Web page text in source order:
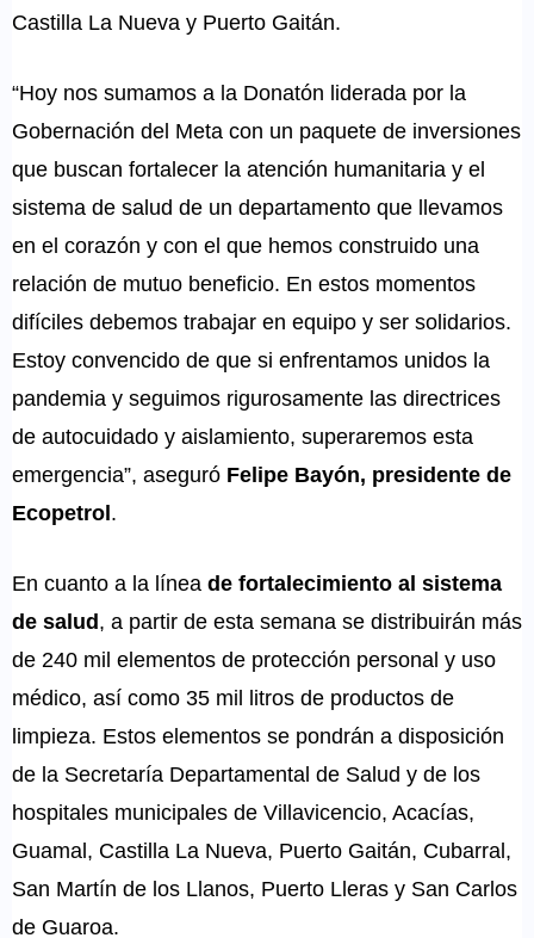
Castilla La Nueva y Puerto Gaitán.
“Hoy nos sumamos a la Donatón liderada por la
Gobernación del Meta con un paquete de inversiones
que buscan fortalecer la atención humanitaria y el
sistema de salud de un departamento que llevamos
en el corazón y con el que hemos construido una
relación de mutuo beneficio. En estos momentos
difíciles debemos trabajar en equipo y ser solidarios.
Estoy convencido de que si enfrentamos unidos la
pandemia y seguimos rigurosamente las directrices
de autocuidado y aislamiento, superaremos esta
emergencia”, aseguró Felipe Bayón, presidente de
Ecopetrol .
En cuanto a la línea de fortalecimiento al sistema
de salud , a partir de esta semana se distribuirán más
de 240 mil elementos de protección personal y uso
médico, así como 35 mil litros de productos de
limpieza. Estos elementos se pondrán a disposición
de la Secretaría Departamental de Salud y de los
hospitales municipales de Villavicencio, Acacías,
Guamal, Castilla La Nueva, Puerto Gaitán, Cubarral,
San Martín de los Llanos, Puerto Lleras y San Carlos
de Guaroa.